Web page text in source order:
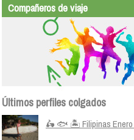
Compañeros de viaje
Últimos perfiles colgados
🛵 🐟 🏝️ Filipinas Enero